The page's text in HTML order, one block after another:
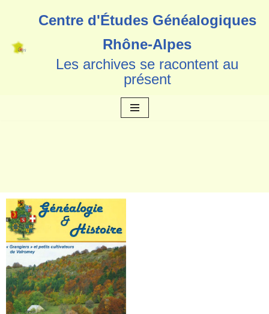
au
Centre d'Études Généalogiques
Rhône-Alpes
Les archives se racontent au
présent